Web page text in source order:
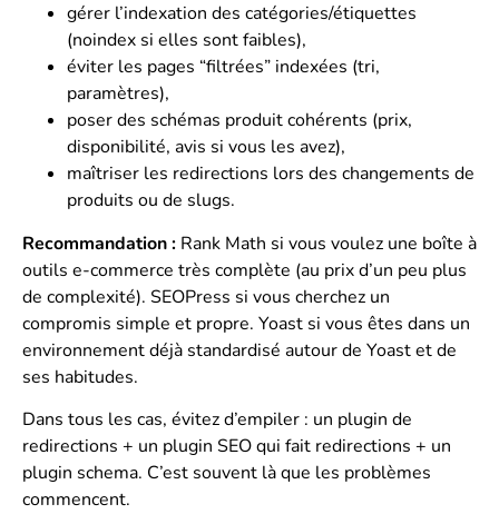
gérer l’indexation des catégories/étiquettes
(noindex si elles sont faibles),
éviter les pages “filtrées” indexées (tri,
paramètres),
poser des schémas produit cohérents (prix,
disponibilité, avis si vous les avez),
maîtriser les redirections lors des changements de
produits ou de slugs.
Recommandation : Rank Math si vous voulez une boîte à
outils e-commerce très complète (au prix d’un peu plus
de complexité). SEOPress si vous cherchez un
compromis simple et propre. Yoast si vous êtes dans un
environnement déjà standardisé autour de Yoast et de
ses habitudes.
Dans tous les cas, évitez d’empiler : un plugin de
redirections + un plugin SEO qui fait redirections + un
plugin schema. C’est souvent là que les problèmes
commencent.